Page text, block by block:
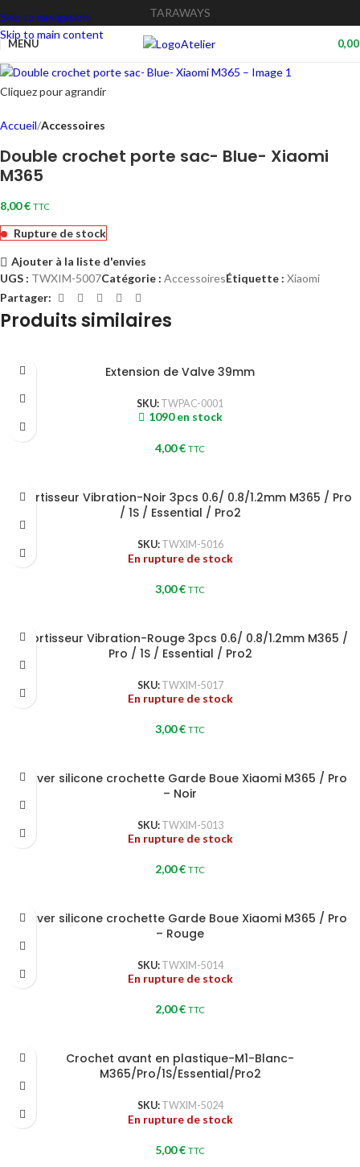
Skip to navigation
Skip to main content
TARAWAYS
MENU Atelier
Cliquez pour agrandir
Accueil Accessoires
Double crochet porte sac- Blue- Xiaomi
M365
8,00€ TTC
Rupture de stock
Ajouter à la liste d'envies
UGS : TWXIM-5007Catégorie : AccessoiresÉtiquette : Xiaomi
Partager:
Produits similaires
Extension de Valve 39mm
SKU: TWPAC-0001
1090 en stock
4,00€ TTC
Amortisseur Vibration-Noir 3pcs 0.6/ 0.8/1.2mm M365 / Pro
/ 1S / Essential / Pro2
SKU: TWXIM-5016
En rupture de stock
3,00€ TTC
Amortisseur Vibration-Rouge 3pcs 0.6/ 0.8/1.2mm M365 /
Pro / 1S / Essential / Pro2
SKU: TWXIM-5017
En rupture de stock
3,00€ TTC
Couver silicone crochette Garde Boue Xiaomi M365 / Pro
– Noir
SKU: TWXIM-5013
En rupture de stock
2,00€ TTC
Couver silicone crochette Garde Boue Xiaomi M365 / Pro
– Rouge
SKU: TWXIM-5014
En rupture de stock
2,00€ TTC
Crochet avant en plastique-M1-Blanc-
M365/Pro/1S/Essential/Pro2
SKU: TWXIM-5024
En rupture de stock
5,00€ TTC